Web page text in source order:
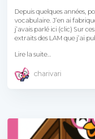
Depuis quelques années,
vocabulaire. J’en ai
j’avais parlé ici (clic) Sur
extraits des LAM que j’ai
Lire la suite…
charivari